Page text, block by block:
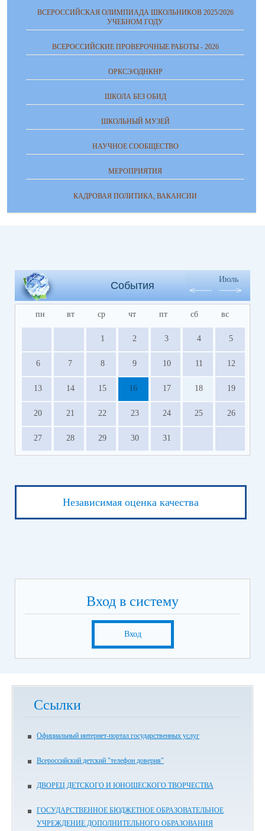
ВСЕРОССИЙСКАЯ ОЛИМПИАДА ШКОЛЬНИКОВ 2025/2026
УЧЕБНОМ ГОДУ
ВСЕРОССИЙСКИЕ ПРОВЕРОЧНЫЕ РАБОТЫ - 2026
ОРКСЭ/ОДНКНР
ШКОЛА БЕЗ ОБИД
ШКОЛЬНЫЙ МУЗЕЙ
НАУЧНОЕ СООБЩЕСТВО
МЕРОПРИЯТИЯ
КАДРОВАЯ ПОЛИТИКА, ВАКАНСИИ
События
Июль
пн вт ср чт пт сб вс
1 2 3 4 5
6 7 8 9 10 11 12
13 14 15 16 17 18 19
20 21 22 23 24 25 26
27 28 29 30 31
Независимая оценка качества
Вход в систему
Вход
Ссылки
Официальный интернет-портал государственных услуг
Всероссийский детский "телефон доверия"
ДВОРЕЦ ДЕТСКОГО И ЮНОШЕСКОГО ТВОРЧЕСТВА
ГОСУДАРСТВЕННОЕ БЮДЖЕТНОЕ ОБРАЗОВАТЕЛЬНОЕ
УЧРЕЖДЕНИЕ ДОПОЛНИТЕЛЬНОГО ОБРАЗОВАНИЯ